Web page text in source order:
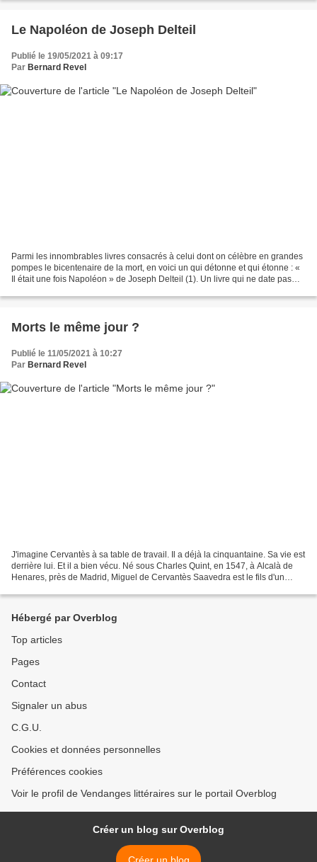
Le Napoléon de Joseph Delteil
Publié le 19/05/2021 à 09:17
Par Bernard Revel
Parmi les innombrables livres consacrés à celui dont on célèbre en grandes
pompes le bicentenaire de la mort, en voici un qui détonne et qui étonne : «
Il était une fois Napoléon » de Joseph Delteil (1). Un livre qui ne date pas
Morts le même jour ?
Publié le 11/05/2021 à 10:27
Par Bernard Revel
J'imagine Cervantès à sa table de travail. Il a déjà la cinquantaine. Sa vie est
derrière lui. Et il a bien vécu. Né sous Charles Quint, en 1547, à Alcalà de
Henares, près de Madrid, Miguel de Cervantès Saavedra est le fils d'un
Hébergé par Overblog
Top articles
Pages
Contact
Signaler un abus
C.G.U.
Cookies et données personnelles
Préférences cookies
Voir le profil de Vendanges littéraires sur le portail Overblog
Créer un blog sur Overblog